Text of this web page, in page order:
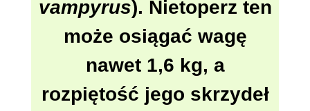
vampyrus). Nietoperz ten
może osiągać wagę
nawet 1,6 kg, a
rozpiętość jego skrzydeł